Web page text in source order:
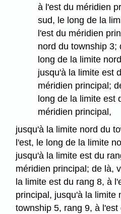
à l'est du méridien
sud, le long de la
l'est du méridien
nord du township 3;
long de la limite
jusqu'à la limite est
méridien principal;
long de la limite est
méridien principal,
jusqu'à la limite nord du
l'est, le long de la limite
jusqu'à la limite est du
méridien principal; de là,
la limite est du rang 8, à
principal, jusqu'à la limite
township 5, rang 9, à